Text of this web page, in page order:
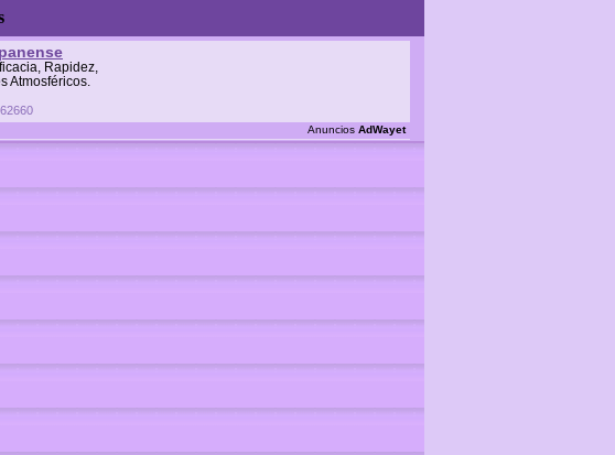
Rapidez,
Atmosféricos.
Anuncios AdWayet